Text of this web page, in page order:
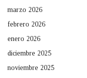
marzo 2026
febrero 2026
enero 2026
diciembre 2025
noviembre 2025